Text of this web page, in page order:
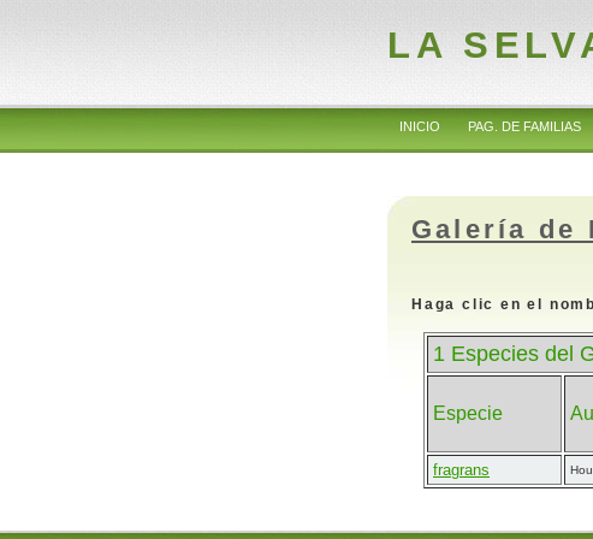
LA
INICIO PAG. DE FAMILIAS
Galería de
Haga clic en el
1 Especies del
Especie
fragrans